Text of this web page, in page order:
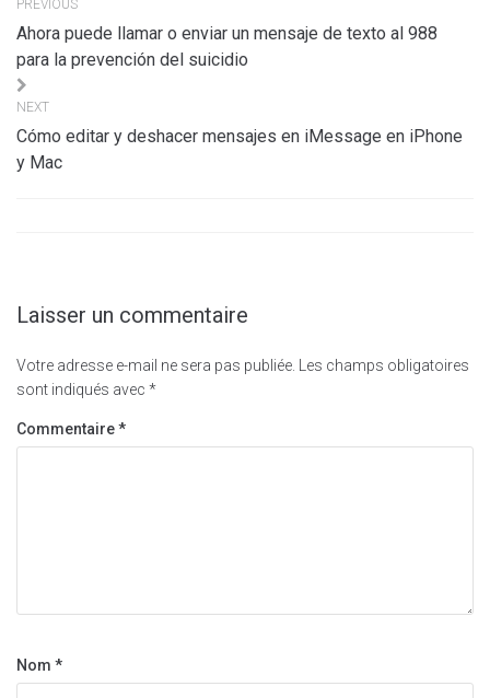
de
l’article
PREVIOUS
Ahora puede llamar o enviar un mensaje de texto al 988
para la prevención del suicidio
NEXT
Cómo editar y deshacer mensajes en iMessage en iPhone
y Mac
Laisser un commentaire
Votre adresse e-mail ne sera pas publiée.
Les champs obligatoires
sont indiqués avec *
Commentaire*
Nom *